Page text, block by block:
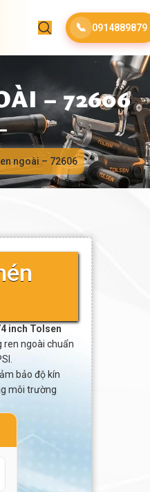
📞 0914889879
– 72606
ngoài – 72606
inch Tolsen
ngoài chuẩn
bảo độ kín
môi trường